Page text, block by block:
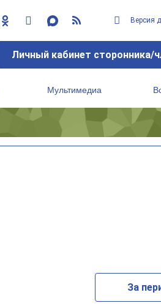
Версия
Личный кабинет сторонника/
Мультимедиа
За